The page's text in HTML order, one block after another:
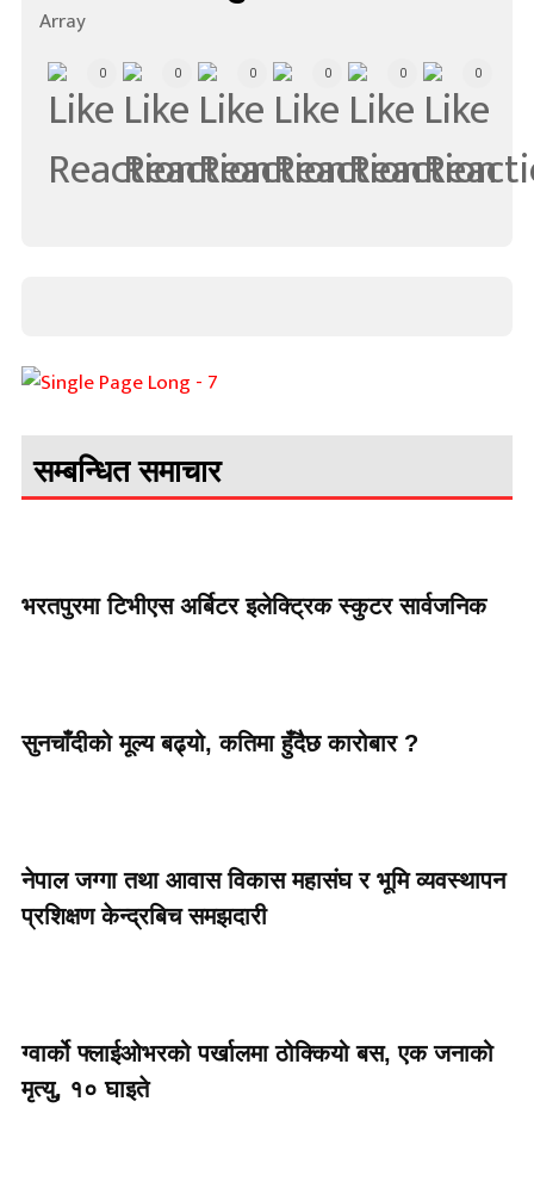
Array
0 0 0 0 0 0
सम्बन्धित समाचार
भरतपुरमा टिभीएस अर्बिटर इलेक्ट्रिक स्कुटर सार्वजनिक
सुनचाँदीको मूल्य बढ्यो, कतिमा हुँदैछ कारोबार ?
नेपाल जग्गा तथा आवास विकास महासंघ र भूमि व्यवस्थापन
प्रशिक्षण केन्द्रबिच समझदारी
ग्वार्को फ्लाईओभरको पर्खालमा ठोक्कियो बस, एक जनाको
मृत्यु, १० घाइते